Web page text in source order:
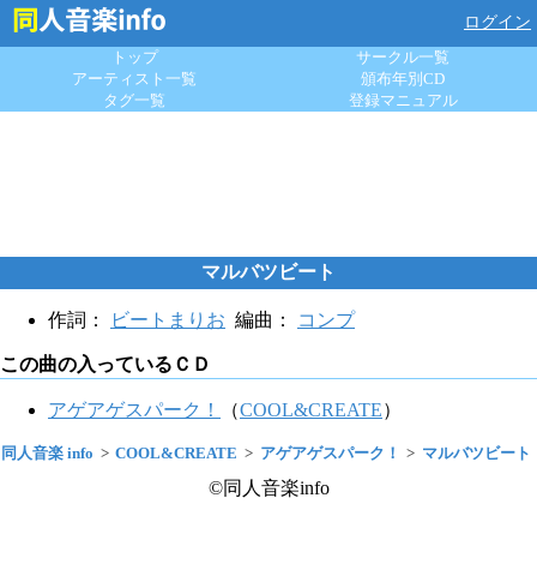
ログイン
トップ
サークル一覧
アーティスト一覧
頒布年別CD
タグ一覧
登録マニュアル
マルバツビート
作詞： ビートまりお 編曲： コンプ
この曲の入っているＣＤ
アゲアゲスパーク！ （COOL&CREATE）
同人音楽 info COOL&CREATE アゲアゲスパーク！ マルバツビート
©同人音楽info